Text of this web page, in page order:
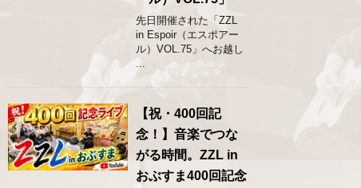
先日開催された「ZZL
in Espoir（エスポアー
ル）VOL.75」へお越し
...
【祝・400回記
念！】音楽でつな
がる時間。ZZL in
おぶすま400回記念